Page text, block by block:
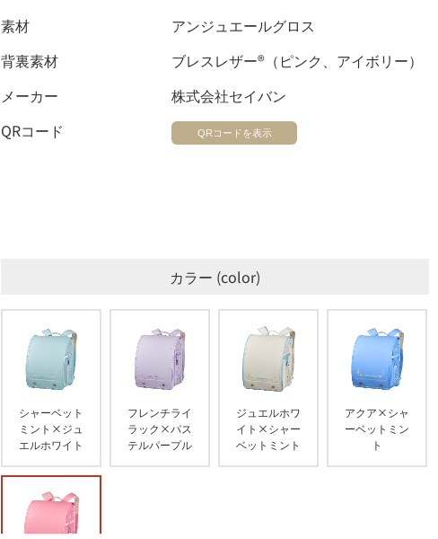
素材
アンジュエールグロス
背裏素材
ブレスレザー® （ピンク、アイボリー）
メーカー
株式会社セイバン
QRコード
QRコードを表示
カラー color
シャーベット
ミント×ジュ
エルホワイト
フレンチライ
ラック×パス
テルパープル
ジュエルホワ
イト×シャー
ベットミント
アクア×シャ
ーベットミン
ト